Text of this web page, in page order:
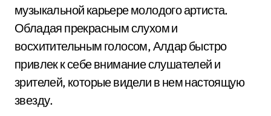
музыкальной карьере молодого артиста.
Обладая прекрасным слухом и
восхитительным голосом, Алдар быстро
привлек к себе внимание слушателей и
зрителей, которые видели в нем настоящую
звезду.